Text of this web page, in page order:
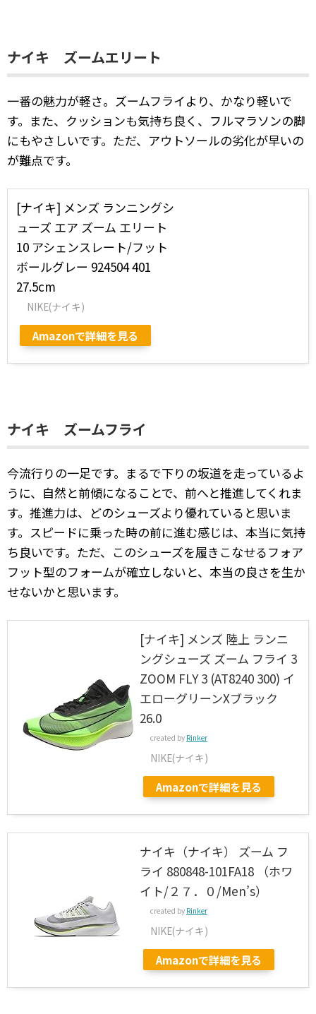
ナイキ ズームエリート
一番の魅力が軽さ。ズームフライより、かなり軽いで
す。また、クッションも気持ち良く、フルマラソンの脚
にもやさしいです。ただ、アウトソールの劣化が早いの
が難点です。
[ナイキ] メンズ ランニングシ
ューズ エア ズーム エリート
10 アシェンスレート/フット
ボールグレー 924504 401
27.5cm
NIKE(ナイキ)
Amazonで詳細を見る
ナイキ ズームフライ
今流行りの一足です。まるで下りの坂道を走っているよ
うに、自然と前傾になることで、前へと推進してくれま
す。推進力は、どのシューズより優れていると思いま
す。スピードに乗った時の前に進む感じは、本当に気持
ち良いです。ただ、このシューズを履きこなせるフォア
フット型のフォームが確立しないと、本当の良さを生か
せないかと思います。
[ナイキ] メンズ 陸上 ランニ
ングシューズ ズーム フライ 3
ZOOM FLY 3 (AT8240 300) イ
エローグリーンXブラック
26.0
created by Rinker
NIKE(ナイキ)
Amazonで詳細を見る
ナイキ（ナイキ） ズーム フ
ライ 880848-101FA18 （ホワ
イト/２７．０/Men’s）
created by Rinker
NIKE(ナイキ)
Amazonで詳細を見る